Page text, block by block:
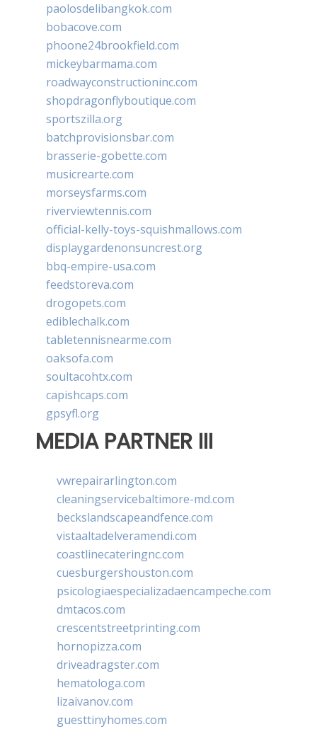
paolosdelibangkok.com
bobacove.com
phoone24brookfield.com
mickeybarmama.com
roadwayconstructioninc.com
shopdragonflyboutique.com
sportszilla.org
batchprovisionsbar.com
brasserie-gobette.com
musicrearte.com
morseysfarms.com
riverviewtennis.com
official-kelly-toys-squishmallows.com
displaygardenonsuncrest.org
bbq-empire-usa.com
feedstoreva.com
drogopets.com
ediblechalk.com
tabletennisnearme.com
oaksofa.com
soultacohtx.com
capishcaps.com
gpsyfl.org
MEDIA PARTNER III
vwrepairarlington.com
cleaningservicebaltimore-md.com
beckslandscapeandfence.com
vistaaltadelveramendi.com
coastlinecateringnc.com
cuesburgershouston.com
psicologiaespecializadaencampeche.com
dmtacos.com
crescentstreetprinting.com
hornopizza.com
driveadragster.com
hematologa.com
lizaivanov.com
guesttinyhomes.com